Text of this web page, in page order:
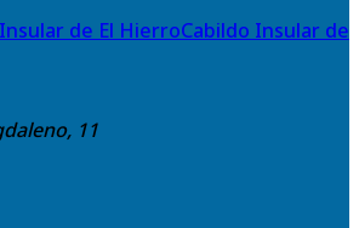
Cabildo Insular de
11